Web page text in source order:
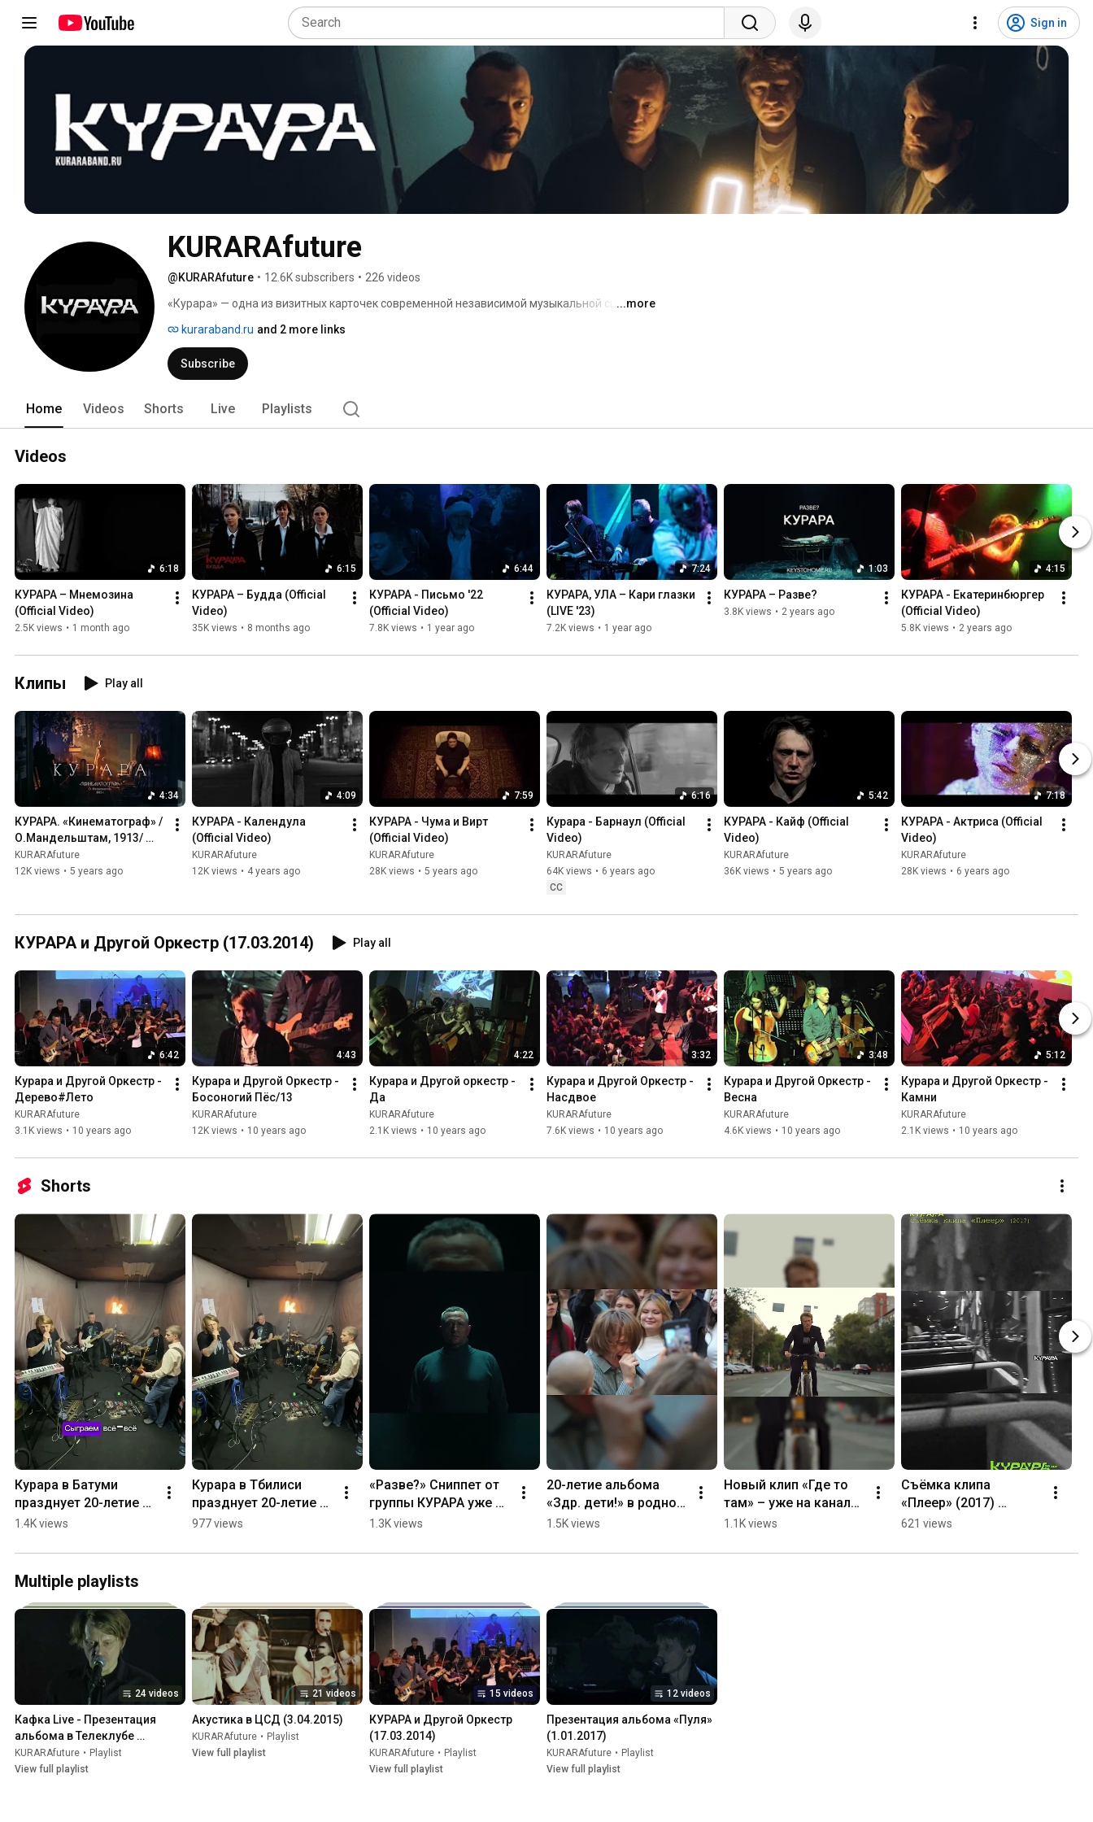
Sign in
KURARAfuture
@KURARAfuture • 12.6K subscribers • 226 videos
«Курара» — одна из визитных карточек современной независимой музыкальной сцены,
альбомов.
...more
kuraraband.ru and 2 more links
Subscribe
Home Videos Shorts Live Playlists
Videos
6:18
КУРАРА – Мнемозина
(Official Video)
2.5K views • 1 month ago
6:15
КУРАРА – Будда (Official
Video)
35K views • 8 months ago
6:44
КУРАРА - Письмо '22
(Official Video)
7.8K views • 1 year ago
7:24
КУРАРА, УЛА – Кари глазки
(LIVE '23)
7.2K views • 1 year ago
1:03
КУРАРА – Разве?
3.8K views • 2 years ago
4:15
КУРАРА - Екатеринбюргер
(Official Video)
5.8K views • 2 years ago
Клипы Play all
4:34
КУРАРА. «Кинематограф» /
О.Мандельштам, 1913/
(2021)
KURARAfuture
12K views • 5 years ago
4:09
КУРАРА - Календула
(Official Video)
KURARAfuture
12K views • 4 years ago
7:59
КУРАРА - Чума и Вирт
(Official Video)
KURARAfuture
28K views • 5 years ago
6:16
Курара - Барнаул (Official
Video)
KURARAfuture
64K views • 6 years ago
CC
5:42
КУРАРА - Кайф (Official
Video)
KURARAfuture
36K views • 5 years ago
7:18
КУРАРА - Актриса (Official
Video)
KURARAfuture
28K views • 6 years ago
КУРАРА и Другой Оркестр (17.03.2014) Play all
6:42
Курара и Другой Оркестр -
Дерево#Лето
KURARAfuture
3.1K views • 10 years ago
4:43
Курара и Другой Оркестр -
Босоногий Пёс/13
KURARAfuture
12K views • 10 years ago
4:22
Курара и Другой оркестр -
Да
KURARAfuture
2.1K views • 10 years ago
3:32
Курара и Другой Оркестр -
Насдвое
KURARAfuture
7.6K views • 10 years ago
3:48
Курара и Другой Оркестр -
Весна
KURARAfuture
4.6K views • 10 years ago
5:12
Курара и Другой Оркестр -
Камни
KURARAfuture
2.1K views • 10 years ago
Shorts
Курара в Батуми
празднует 20-летие
(2024.09.01) #shorts
1.4K views
Курара в Тбилиси
празднует 20-летие
(2024.08.31) #shorts
977 views
«Разве?» Сниппет от
группы КУРАРА уже на
канале #shorts
1.3K views
20-летие альбома
«Здр. дети!» в родном
ЕКБ
1.5K views
Новый клип «Где то
там» – уже на канале!
#shorts #курара
1.1K views
Съёмка клипа
«Плеер» (2017)
#курара
621 views
Multiple playlists
24 videos
Кафка Live - Презентация
альбома в Телеклубе
(25.04.2019)
KURARAfuture • Playlist
View full playlist
21 videos
Акустика в ЦСД (3.04.2015)
KURARAfuture • Playlist
View full playlist
15 videos
КУРАРА и Другой Оркестр
(17.03.2014)
KURARAfuture • Playlist
View full playlist
12 videos
Презентация альбома «Пуля»
(1.01.2017)
KURARAfuture • Playlist
View full playlist